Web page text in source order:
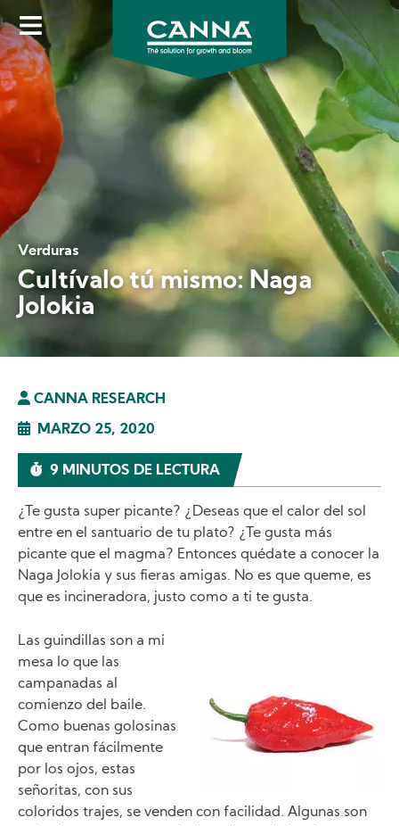
Skip
to
main
content
Verduras
Cultívalo tú mismo: Naga
Jolokia
CANNA RESEARCH
MARZO 25, 2020
9 MINUTOS DE LECTURA
¿Te gusta super picante? ¿Deseas que el calor del sol
entre en el santuario de tu plato? ¿Te gusta más
picante que el magma? Entonces quédate a conocer la
Naga Jolokia y sus fieras amigas. No es que queme, es
que es incineradora, justo como a ti te gusta.
Las guindillas son a mi
mesa lo que las
campanadas al
comienzo del baile.
Como buenas golosinas
que entran fácilmente
por los ojos, estas
señoritas, con sus
coloridos trajes, se venden con facilidad. Algunas son